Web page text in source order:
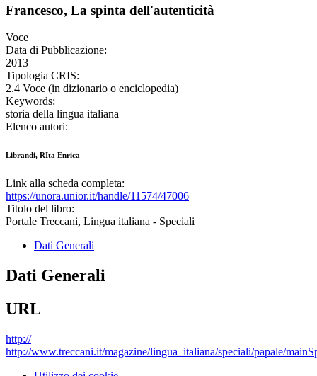
Francesco, La spinta dell'autenticità
Voce
Data di Pubblicazione:
2013
Tipologia CRIS:
2.4 Voce (in dizionario o enciclopedia)
Keywords:
storia della lingua italiana
Elenco autori:
Librandi, RIta Enrica
Link alla scheda completa:
https://unora.unior.it/handle/11574/47006
Titolo del libro:
Portale Treccani, Lingua italiana - Speciali
Dati Generali
Dati Generali
URL
http://
http://www.treccani.it/magazine/lingua_italiana/speciali/papale/